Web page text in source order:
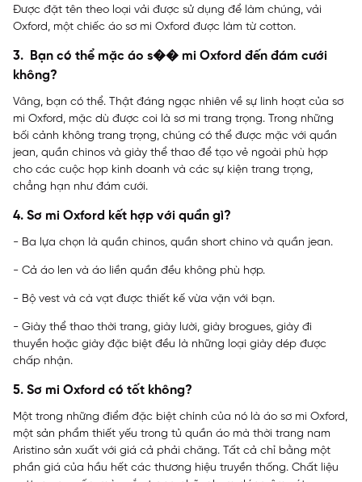
Được đặt tên theo loại vải được sử dụng để làm chúng, vải
Oxford, một chiếc áo sơ mi Oxford được làm từ cotton.
3. Bạn có thể mặc áo s�� mi Oxford đến đám cưới
không?
Vâng, bạn có thể. Thật đáng ngạc nhiên về sự linh hoạt của sơ
mi Oxford, mặc dù được coi là sơ mi trang trọng. Trong những
bối cảnh không trang trọng, chúng có thể được mặc với quần
jean, quần chinos và giày thể thao để tạo vẻ ngoài phù hợp
cho các cuộc họp kinh doanh và các sự kiện trang trọng,
chẳng hạn như đám cưới.
4. Sơ mi Oxford kết hợp với quần gì?
- Ba lựa chọn là quần chinos, quần short chino và quần jean.
- Cả áo len và áo liền quần đều không phù hợp.
- Bộ vest và cà vạt được thiết kế vừa vặn với bạn.
- Giày thể thao thời trang, giày lười, giày brogues, giày đi
thuyền hoặc giày đặc biệt đều là những loại giày dép được
chấp nhận.
5. Sơ mi Oxford có tốt không?
Một trong những điểm đặc biệt chính của nó là áo sơ mi Oxford,
một sản phẩm thiết yếu trong tủ quần áo mà thời trang nam
Aristino sản xuất với giá cả phải chăng. Tất cả chỉ bằng một
phần giá của hầu hết các thương hiệu truyền thống. Chất liệu